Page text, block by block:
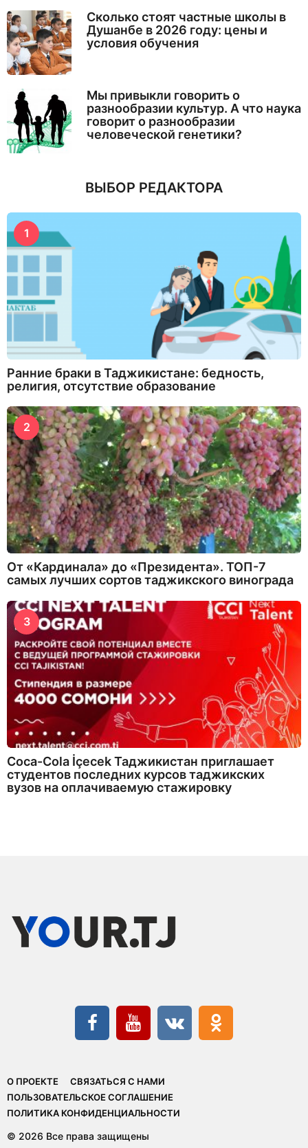
Сколько стоят частные школы в
Душанбе в 2026 году: цены и
условия обучения
Мы привыкли говорить о
разнообразии культур. А что наука
говорит о разнообразии
человеческой генетики?
ВЫБОР РЕДАКТОРА
1
Ранние браки в Таджикистане: бедность,
религия, отсутствие образование
2
От «Кардинала» до «Президента». ТОП-7
самых лучших сортов таджикского винограда
3
Coca-Cola İçecek Таджикистан приглашает
студентов последних курсов таджикских
вузов на оплачиваемую стажировку
О ПРОЕКТЕ
СВЯЗАТЬСЯ С НАМИ
ПОЛЬЗОВАТЕЛЬСКОЕ СОГЛАШЕНИЕ
ПОЛИТИКА КОНФИДЕНЦИАЛЬНОСТИ
© 2026 Все права защищены